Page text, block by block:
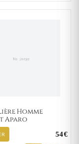
Homme
Aparo
54€